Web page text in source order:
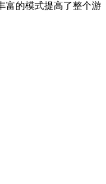
富的模式提高了整个游